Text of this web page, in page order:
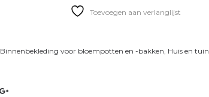
Toevoegen aan verlanglijst
Binnenbekleding voor bloempotten en -bakken, Huis en tuin